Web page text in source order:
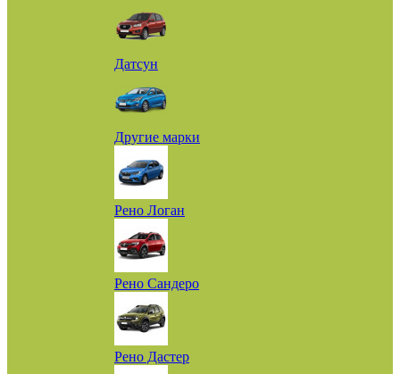
Датсун
Другие марки
Рено Логан
Рено Сандеро
Рено Дастер